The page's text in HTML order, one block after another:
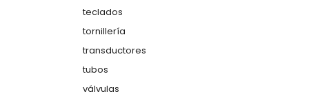
teclados
tornillería
transductores
tubos
válvulas